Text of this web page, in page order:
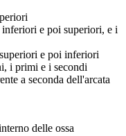
e poi superiori, e i
e poi inferiori
i primi e i secondi
a seconda dell'arcata
delle ossa